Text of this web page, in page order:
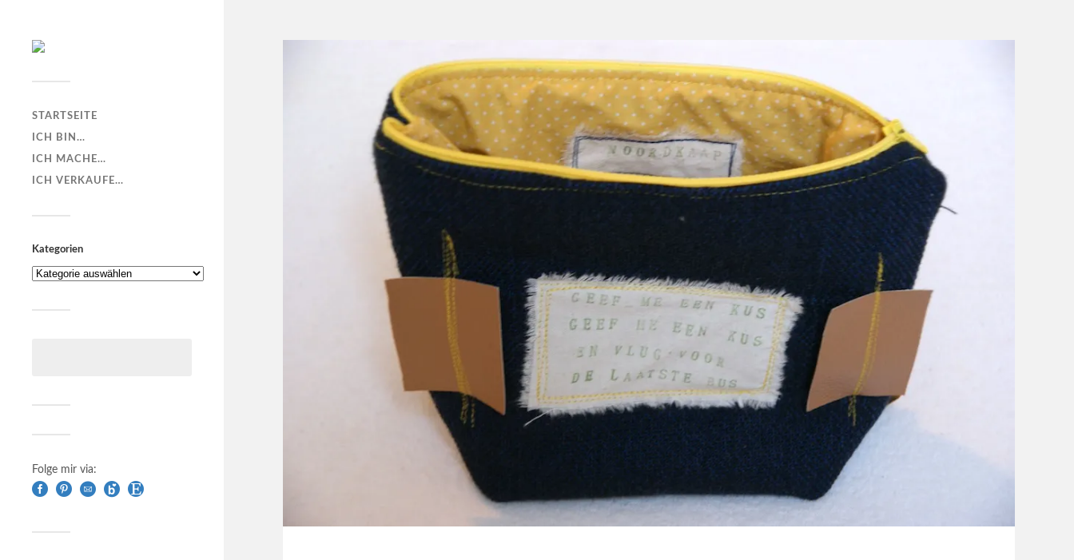
STARTSEITE
ICH BIN…
ICH MACHE…
ICH VERKAUFE…
Kategorien
Folge mir via: